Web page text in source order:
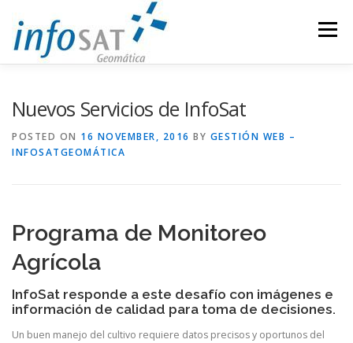
content
Menu
PARTNERS CONTACT
Nuevos Servicios de InfoSat
POSTED ON 16 NOVEMBER, 2016 BY GESTIÓN WEB –
INFOSATGEOMÁTICA
Programa de Monitoreo
Agrícola
InfoSat responde a este desafío con imágenes e
información de calidad para toma de decisiones.
Un buen manejo del cultivo requiere datos precisos y oportunos del